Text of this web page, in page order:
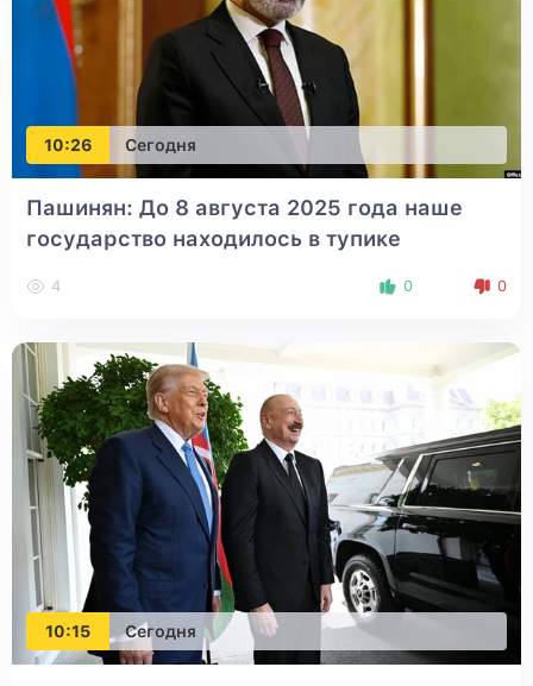
10:26 Сегодня
Пашинян: До 8 августа 2025 года наше
государство находилось в тупике
4 0 0
10:15 Сегодня